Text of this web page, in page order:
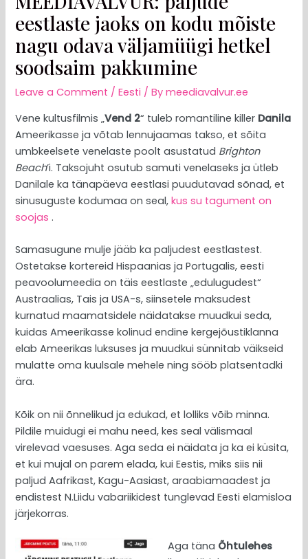
eestlaste jaoks on kodu mõiste
nagu odava väljamüügi hetkel
soodsaim pakkumine
Leave a Comment /Eesti / Bymeediavalvur.ee
Vene kultusfilmis „Vend 2“ tuleb romantiline killer Danila
Ameerikasse ja võtab lennujaamas takso, et sõita
umbkeelsete venelaste poolt asustatud Brighton
Beach’i. Taksojuht osutub samuti venelaseks ja ütleb
Danilale ka tänapäeva eestlasi puudutavad sõnad, et
sinusuguste kodumaa on seal,kus su tagument on
soojas .
Samasugune mulje jääb ka paljudest eestlastest.
Ostetakse kortereid Hispaanias ja Portugalis, eesti
peavoolumeedia on täis eestlaste „edulugudest“
Austraalias, Tais ja USA-s, siinsetele maksudest
kurnatud maamatsidele näidatakse muudkui seda,
kuidas Ameerikasse kolinud endine kergejõustiklanna
elab Ameerikas luksuses ja muudkui sünnitab väikseid
mulatte oma kuulsale mehele ning sööb platsentadki
ära.
Kõik on nii õnnelikud ja edukad, et lolliks võib minna.
Pildile muidugi ei mahu need, kes seal välismaal
virelevad vaesuses. Aga seda ei näidata ja ka ei küsita,
et kui mujal on parem elada, kui Eestis, miks siis nii
paljud Aafrikast, Kagu-Aasiast, araabiamaadest ja
endistest N.Liidu vabariikidest tunglevad Eesti elamisloa
järjekorras.
Aga täna Õhtulehes